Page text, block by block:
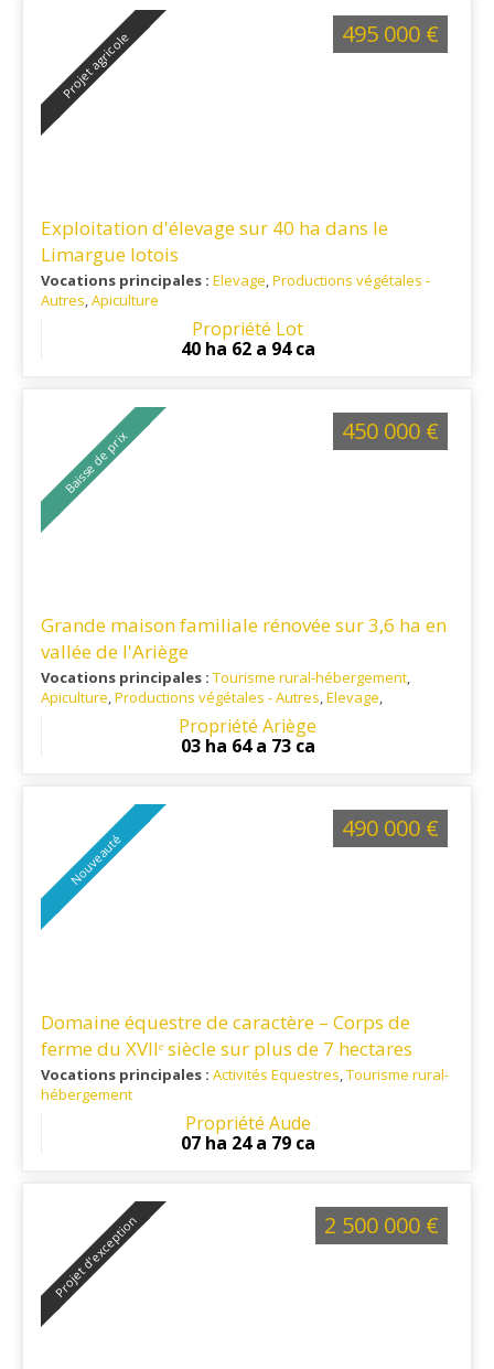
Projet agricole
Exploitation d'élevage sur 40 ha dans le
Limargue lotois
Vocations principales : Elevage,Productions végétales -
Autres,Apiculture
: Triangle Figeac /St Céré/Livernon
Propriété Lot
40 ha 62 a 94 ca
495 000 €
Baisse de prix
Grande maison familiale rénovée sur 3,6 ha en
vallée de l'Ariège
Vocations principales : Tourisme rural-hébergement,
Apiculture,Productions végétales - Autres,Elevage,
: A 15 minutes de Foix et 5 minutes de toutes
Propriété Ariège
03 ha 64 a 73 ca
450 000 €
Nouveauté
Domaine équestre de caractère – Corps de
ferme du XVIIᵉ siècle sur plus de 7 hectares
secteur Lauragais
Vocations principales : Activités Equestres,Tourisme rural-
hébergement
: Située dans un secteur recherché du
Lauragais audois, cette propriété offre un cadre de vie
paisible et un accès rapide aux principaux pôles du
Propriété Aude
07 ha 24 a 79 ca
490 000 €
Projet d’exception 2 500 000 €